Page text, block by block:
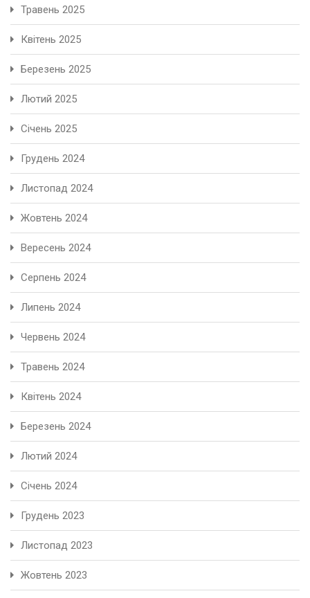
Травень 2025
Квітень 2025
Березень 2025
Лютий 2025
Січень 2025
Грудень 2024
Листопад 2024
Жовтень 2024
Вересень 2024
Серпень 2024
Липень 2024
Червень 2024
Травень 2024
Квітень 2024
Березень 2024
Лютий 2024
Січень 2024
Грудень 2023
Листопад 2023
Жовтень 2023